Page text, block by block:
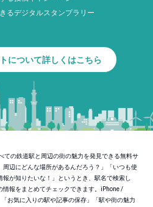
るデジタルスタンプラリー
について詳しくはこちら
ての鉄道駅と周辺の街の魅力を発見できる無料サ
辺にどんな場所があるんだろう？」「いつも使
が知りたいな！」というとき、駅名で検索し
報をまとめてチェックできます。iPhone /
お気に入りの駅や記事の保存」「駅や街の魅力